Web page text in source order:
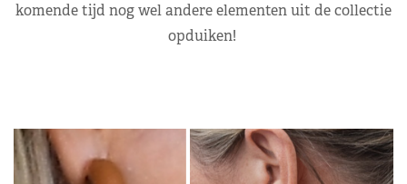
komende tijd nog wel andere elementen uit de collectie
opduiken!